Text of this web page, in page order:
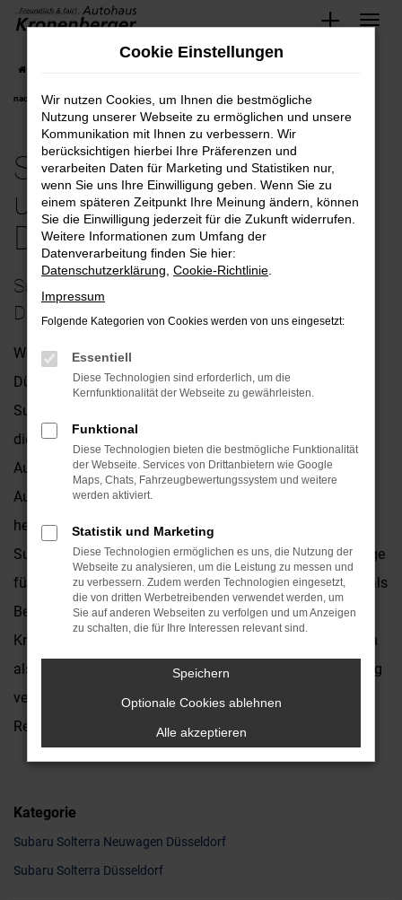
Zum
nach Düsseldorf
Subaru Solterra bequem
und günstig kaufen nach
Düsseldorf
Subaru Solterra – unsere Empfehlung für
Düsseldorf
Wenn Sie uns nach einem passenden Fahrzeug für
Düsseldorf fragen, empfehlen wir Ihnen ohne Zögern den
Subaru Solterra. Dieses Fahrzeug eignet sich sowohl für
die Nutzung im Stadtverkehr als auch für Landstraße und
Autobahn. Die Pluspunkte sind die erstklassige
Ausstattung, das ansprechende Design sowie der
hervorragende Preis. Natürlich bieten wir Ihnen sowohl
Subaru Solterra Neuwagen als auch gebrauchte Fahrzeuge
für Ihre Mobilität in Düsseldorf und stehen Ihnen zudem als
Beraterinnen und Berater zur Seite. Das Autohaus
Kronenberger existiert seit 1931 und ist seit diesen Jahren
als Familienbetrieb fest mit Düsseldorf und der Umgebung
verbunden. Man kennt uns und man schätzt uns in der
Region.
Kategorie
Subaru Solterra Neuwagen Düsseldorf
Subaru Solterra Düsseldorf
Cookie Einstellungen
Wir nutzen Cookies, um Ihnen die bestmögliche
Nutzung unserer Webseite zu ermöglichen und unsere
Kommunikation mit Ihnen zu verbessern. Wir
berücksichtigen hierbei Ihre Präferenzen und
verarbeiten Daten für Marketing und Statistiken nur,
wenn Sie uns Ihre Einwilligung geben. Wenn Sie zu
einem späteren Zeitpunkt Ihre Meinung ändern, können
Sie die Einwilligung jederzeit für die Zukunft widerrufen.
Weitere Informationen zum Umfang der
Datenverarbeitung finden Sie hier:
Datenschutzerklärung Cookie-Richtlinie
Impressum
Folgende Kategorien von Cookies werden von uns eingesetzt:
Essentiell
Diese Technologien sind erforderlich, um die
Kernfunktionalität der Webseite zu gewährleisten.
Funktional
Diese Technologien bieten die bestmögliche Funktionalität
der Webseite. Services von Drittanbietern wie Google
Maps, Chats, Fahrzeugbewertungssystem und weitere
werden aktiviert.
Statistik und Marketing
Diese Technologien ermöglichen es uns, die Nutzung der
Webseite zu analysieren, um die Leistung zu messen und
zu verbessern. Zudem werden Technologien eingesetzt,
die von dritten Werbetreibenden verwendet werden, um
Sie auf anderen Webseiten zu verfolgen und um Anzeigen
zu schalten, die für Ihre Interessen relevant sind.
Speichern
Optionale Cookies ablehnen
Alle akzeptieren